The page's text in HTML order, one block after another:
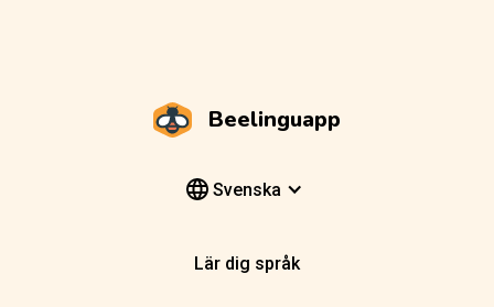
Beelinguapp
Svenska
Lär dig språk